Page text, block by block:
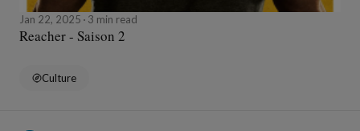
Jan 22, 2025 3 min read
Reacher - Saison 2
Culture